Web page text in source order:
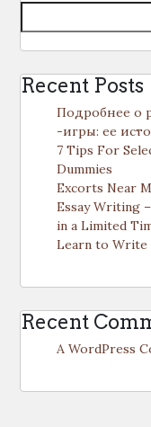
Recent Posts
Подробнее о
-игры: ее
7 Tips For
Dummies
Excorts Near
Essay Writing
in a Limited
Learn to Write
Recent
A WordPress